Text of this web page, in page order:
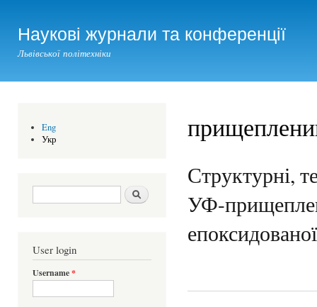
Наукові журнали та конференції
Львівської політехніки
Eng
Укр
Search form Шукати
User login
Username*
Структурні,
УФ-